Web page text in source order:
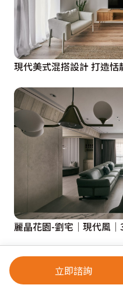
立即諮詢
現代美式混搭設計 打造
麗晶花園-劉宅│現代風